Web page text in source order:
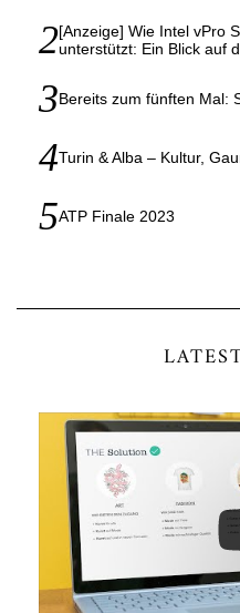
[Anzeige] Wie Intel vPro
unterstützt: Ein Blick auf
Bereits zum fünften Mal:
Turin & Alba – Kultur,
ATP Finale 2023